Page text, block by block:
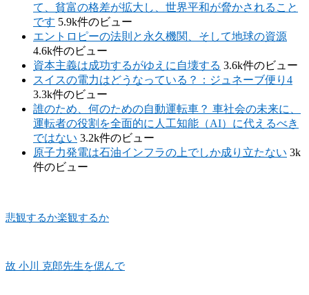
て、貧富の格差が拡大し、世界平和が脅かされること
です 5.9k件のビュー
エントロピーの法則と永久機関、そして地球の資源
4.6k件のビュー
資本主義は成功するがゆえに自壊する 3.6k件のビュー
スイスの電力はどうなっている？：ジュネーブ便り4
3.3k件のビュー
誰のため、何のための自動運転車？ 車社会の未来に、
運転者の役割を全面的に人工知能（AI）に代えるべき
ではない 3.2k件のビュー
原子力発電は石油インフラの上でしか成り立たない 3k
件のビュー
悲観するか楽観するか
故 小川 克郎先生を偲んで